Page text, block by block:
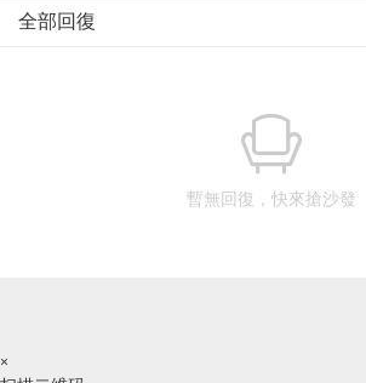
全部回復
暫無回復，快來搶沙發
×